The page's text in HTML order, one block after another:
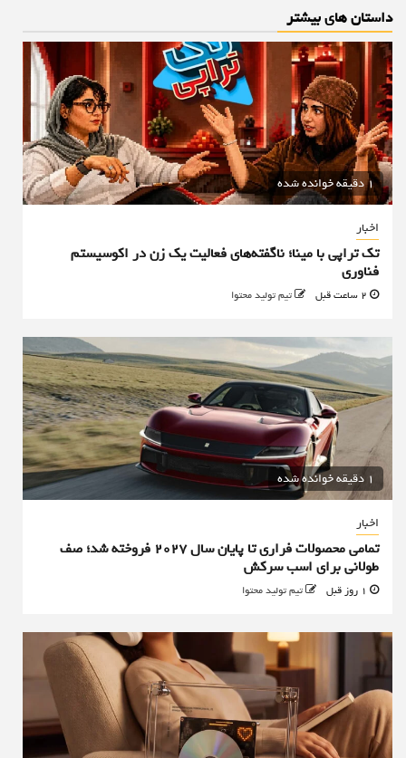
داستان های بیشتر
1 دقیقه خوانده شده
اخبار
تک تراپی با مینا؛ ناگفته‌های فعالیت یک زن در اکوسیستم
فناوری
تیم تولید محتوا
1 دقیقه خوانده شده
اخبار
تمامی محصولات فراری تا پایان سال ۲۰۲۷ فروخته شد؛ صف
طولانی برای اسب سرکش
تیم تولید محتوا